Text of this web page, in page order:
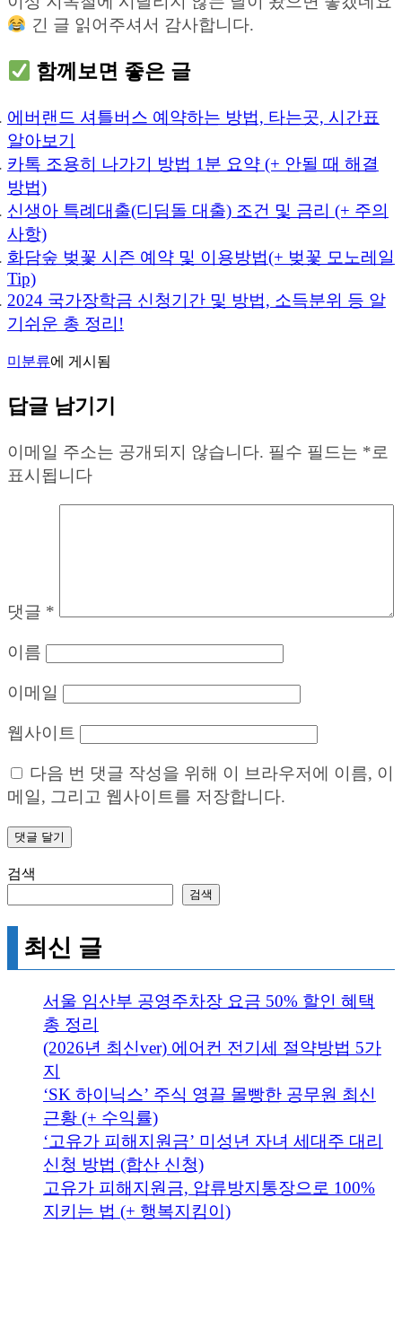
긴 글 읽어주셔서 감사합니다.
함께보면 좋은 글
에버랜드 셔틀버스 예약하는 방법, 타는곳, 시간표
알아보기
카톡 조용히 나가기 방법 1분 요약 (+ 안될 때 해결
방법)
신생아 특례대출(디딤돌 대출) 조건 및 금리 (+ 주의
사항)
화담숲 벚꽃 시즌 예약 및 이용방법(+ 벚꽃 모노레일
Tip)
2024 국가장학금 신청기간 및 방법, 소득분위 등 알
기쉬운 총 정리!
미분류에 게시됨
답글 남기기
이메일 주소는 공개되지 않습니다. 필수 필드는 *로
표시됩니다
댓글 *
이름
이메일
웹사이트
다음 번 댓글 작성을 위해 이 브라우저에 이름, 이
메일, 그리고 웹사이트를 저장합니다.
검색
검색
최신 글
서울 임산부 공영주차장 요금 50% 할인 혜택
총 정리
(2026년 최신ver) 에어컨 전기세 절약방법 5가
지
‘SK 하이닉스’ 주식 영끌 몰빵한 공무원 최신
근황 (+ 수익률)
‘고유가 피해지원금’ 미성년 자녀 세대주 대리
신청 방법 (합산 신청)
고유가 피해지원금, 압류방지통장으로 100%
지키는 법 (+ 행복지킴이)